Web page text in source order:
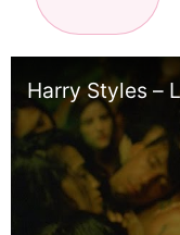
Harry Styles –